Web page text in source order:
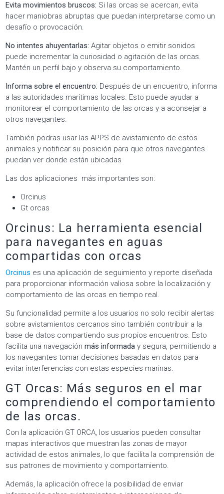
Evita movimientos bruscos: Si las orcas se acercan, evita
hacer maniobras abruptas que puedan interpretarse como un
desafío o provocación.
No intentes ahuyentarlas:Agitar objetos o emitir sonidos
puede incrementar la curiosidad o agitación de las orcas.
Mantén un perfil bajo y observa su comportamiento.
Informa sobre el encuentro: Después de un encuentro, informa
a las autoridades marítimas locales. Esto puede ayudar a
monitorear el comportamiento de las orcas y a aconsejar a
otros navegantes.
También podras usar las APPS de avistamiento de estos
animales y notificar su posición para que otros navegantes
puedan ver donde están ubicadas
Las dos aplicaciones más importantes son:
Orcinus
Gt orcas
Orcinus: La herramienta esencial
para navegantes en aguas
compartidas con orcas
Orcinus es una aplicación de seguimiento y reporte diseñada
para proporcionar información valiosa sobre la localización y
comportamiento de las orcas en tiempo real.
Su funcionalidad permite a los usuarios no solo recibir alertas
sobre avistamientos cercanos sino también contribuir a la
base de datos compartiendo sus propios encuentros. Esto
facilita una navegaciónmás informaday segura, permitiendo a
los navegantes tomar decisiones basadas en datos para
evitar interferencias con estas especies marinas.
GT Orcas: Más seguros en el mar
comprendiendo el comportamiento
de las orcas.
Con la aplicación GT ORCA, los usuarios pueden consultar
mapas interactivos que muestran las zonas de mayor
actividad de estos animales, lo que facilita la comprensión de
sus patrones de movimiento y comportamiento.
Además, la aplicación ofrece la posibilidad de enviar